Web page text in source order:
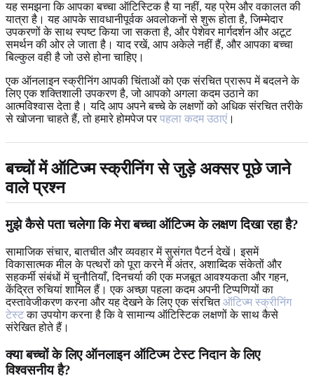
यह समझना कि आपका बच्चा ऑटिस्टिक है या नहीं, यह प्रेम और वकालत की
यात्रा है। यह आपके सावधानीपूर्वक अवलोकनों से शुरू होता है, जिम्मेदार
उपकरणों के साथ स्पष्ट किया जा सकता है, और पेशेवर मार्गदर्शन और अटूट
समर्थन की ओर ले जाता है। याद रखें, आप अकेले नहीं हैं, और आपका बच्चा
बिल्कुल वही है जो उसे होना चाहिए।
एक ऑनलाइन स्क्रीनिंग आपकी चिंताओं को एक संरचित प्रारूप में बदलने के
लिए एक शक्तिशाली उपकरण है, जो आपको अगला कदम उठाने का
आत्मविश्वास देता है। यदि आप अपने बच्चे के लक्षणों को अधिक संरचित तरीके
से खोजना चाहते हैं, तो हमारे होमपेज परपहला कदम उठाएं ।
बच्चों में ऑटिज्म स्क्रीनिंग से जुड़े अक्सर पूछे जाने
वाले प्रश्न
मुझे कैसे पता चलेगा कि मेरा बच्चा ऑटिज्म के लक्षण दिखा रहा है?
सामाजिक संचार, बातचीत और व्यवहार में सुसंगत पैटर्न देखें। इसमें
विकासात्मक मील के पत्थरों को पूरा करने में अंतर, अशाब्दिक संकेतों और
सहकर्मी संबंधों में चुनौतियाँ, दिनचर्या की एक मजबूत आवश्यकता और गहन,
केंद्रित रुचियां शामिल हैं। एक अच्छा पहला कदम अपनी टिप्पणियों का
दस्तावेजीकरण करना और यह देखने के लिए एक संरचितऑटिज्म स्क्रीनिंग
टेस्टका उपयोग करना है कि वे सामान्य ऑटिस्टिक लक्षणों के साथ कैसे
संरेखित होते हैं।
क्या बच्चों के लिए ऑनलाइन ऑटिज्म टेस्ट निदान के लिए
विश्वसनीय है?